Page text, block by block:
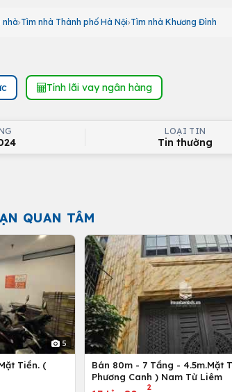
nhà Tìm nhà Thành phố Hà Nội Tìm nhà Khương Đình
Tính lãi vay ngân hàng
LOẠI TIN
Tin thường
QUAN TÂM
5
Tiền. (
Bán 80m - 7 Tầng - 4.5m.Mặt
Phương Canh ) Nam Từ Liêm
2